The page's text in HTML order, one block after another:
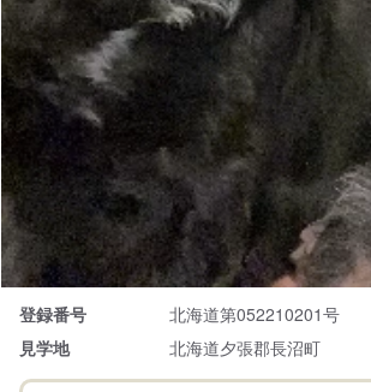
登録番号
北海道第052210201号
見学地
北海道夕張郡長沼町